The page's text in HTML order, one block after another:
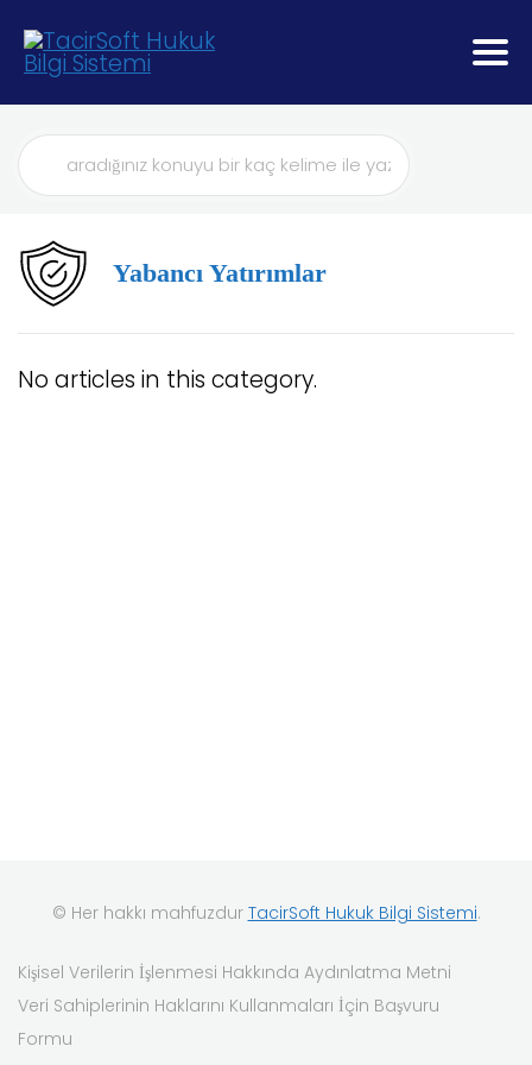
Search
For
Yabancı Yatırımlar
No articles in this category.
© Her hakkı mahfuzdur TacirSoft Hukuk Bilgi Sistemi.
Kişisel Verilerin İşlenmesi Hakkında Aydınlatma Metni
Veri Sahiplerinin Haklarını Kullanmaları İçin Başvuru
Formu